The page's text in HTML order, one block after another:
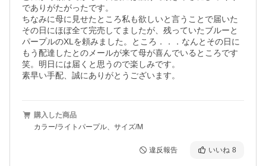
でありがたがったです。
ちなみに母に見せたところ私も欲しいと言うことで届いた
その日にほぼ全て完売してましたが、残っていたブルーと
パープルのXLを頼みました。ところ．．．なんとその日に
もう配達したとのメールが来て母が喜んでいるところです
笑。明日には届くと思うので楽しみです。
素早い手配、誠にありがとうございます。
購入した商品
カラー/ライトパープル、サイズ/M
違反報告 いいね 8